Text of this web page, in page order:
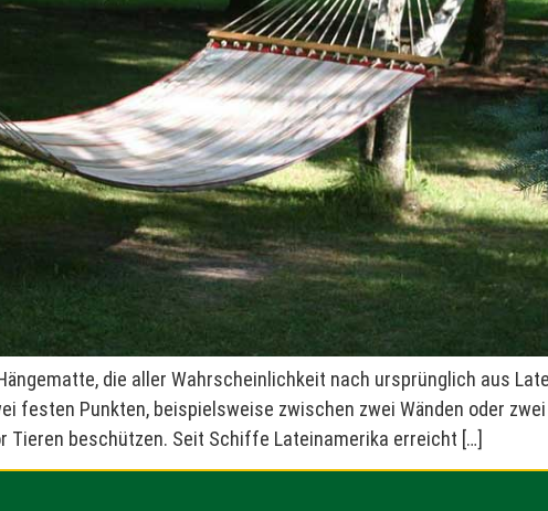
die aller Wahrscheinlichkeit nach ursprünglich aus
Punkten, beispielsweise zwischen zwei Wänden oder
Tieren beschützen. Seit Schiffe Lateinamerika erreicht […]